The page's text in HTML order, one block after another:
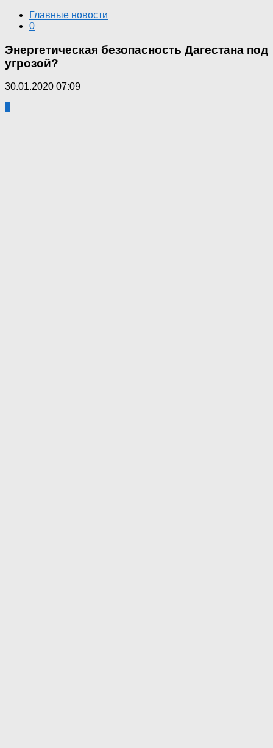
Главные новости
0
Энергетическая безопасность Дагестана под
угрозой?
30.01.2020 07:09